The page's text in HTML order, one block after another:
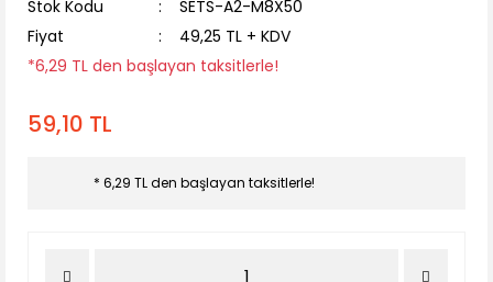
Stok Kodu
SETS-A2-M8X50
Fiyat
49,25 TL + KDV
*6,29 TL den başlayan taksitlerle!
59,10 TL
* 6,29 TL den başlayan taksitlerle!